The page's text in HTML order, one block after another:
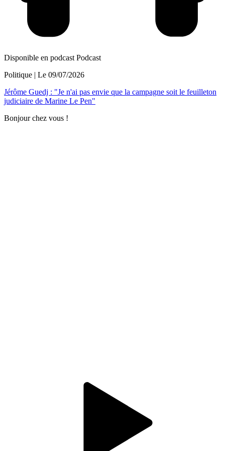
Disponible en podcast Podcast
Politique | Le 09/07/2026
Jérôme Guedj : "Je n'ai pas envie que la campagne soit le feuilleton
judiciaire de Marine Le Pen"
Bonjour chez vous !